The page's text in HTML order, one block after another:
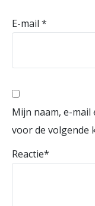
E-mail *
Mijn naam, e-
voor de volgende
Reactie*